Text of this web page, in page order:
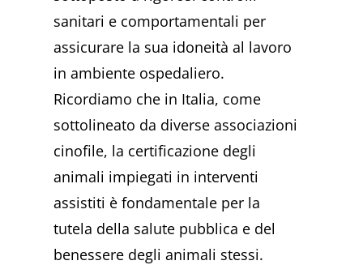
sanitari e comportamentali per
assicurare la sua idoneità al lavoro
in ambiente ospedaliero.
Ricordiamo che in Italia, come
sottolineato da diverse associazioni
cinofile, la certificazione degli
animali impiegati in interventi
assistiti è fondamentale per la
tutela della salute pubblica e del
benessere degli animali stessi.